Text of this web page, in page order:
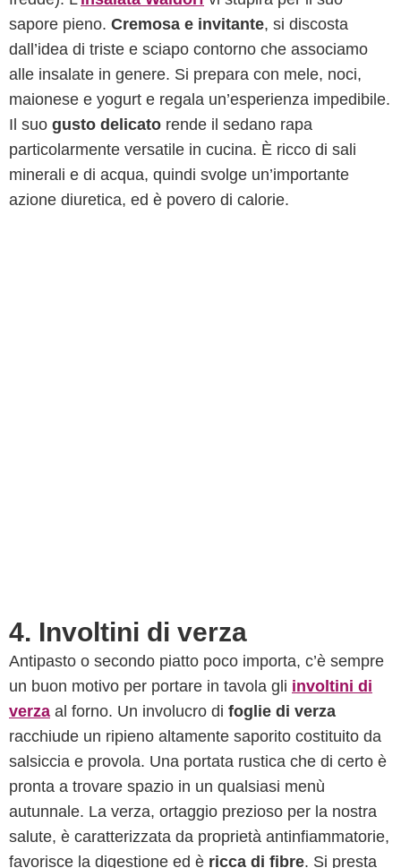
sapore pieno. Cremosa e invitante, si discosta
dall’idea di triste e sciapo contorno che associamo
alle insalate in genere. Si prepara con mele, noci,
maionese e yogurt e regala un’esperienza impedibile.
Il suo gusto delicato rende il sedano rapa
particolarmente versatile in cucina. È ricco di sali
minerali e di acqua, quindi svolge un’importante
azione diuretica, ed è povero di calorie.
4. Involtini di verza
Antipasto o secondo piatto poco importa, c’è sempre
un buon motivo per portare in tavola gli involtini di
verza al forno. Un involucro di foglie di verza
racchiude un ripieno altamente saporito costituito da
salsiccia e provola. Una portata rustica che di certo è
pronta a trovare spazio in un qualsiasi menù
autunnale. La verza, ortaggio prezioso per la nostra
salute, è caratterizzata da proprietà antinfiammatorie,
favorisce la digestione ed è ricca di fibre. Si presta